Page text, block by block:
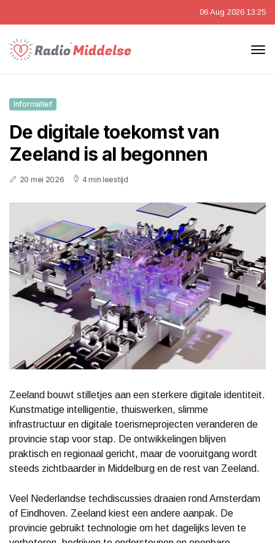
06 Aug 2026 13:25
Informatief
De digitale toekomst van
Zeeland is al begonnen
20 mei 2026 4 min leestijd
Zeeland bouwt stilletjes aan een sterkere digitale identiteit.
Kunstmatige intelligentie, thuiswerken, slimme
infrastructuur en digitale toerismeprojecten veranderen de
provincie stap voor stap. De ontwikkelingen blijven
praktisch en regionaal gericht, maar de vooruitgang wordt
steeds zichtbaarder in Middelburg en de rest van Zeeland.
Veel Nederlandse techdiscussies draaien rond Amsterdam
of Eindhoven. Zeeland kiest een andere aanpak. De
provincie gebruikt technologie om het dagelijks leven te